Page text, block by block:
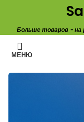
Больше товаров - на
МЕНЮ